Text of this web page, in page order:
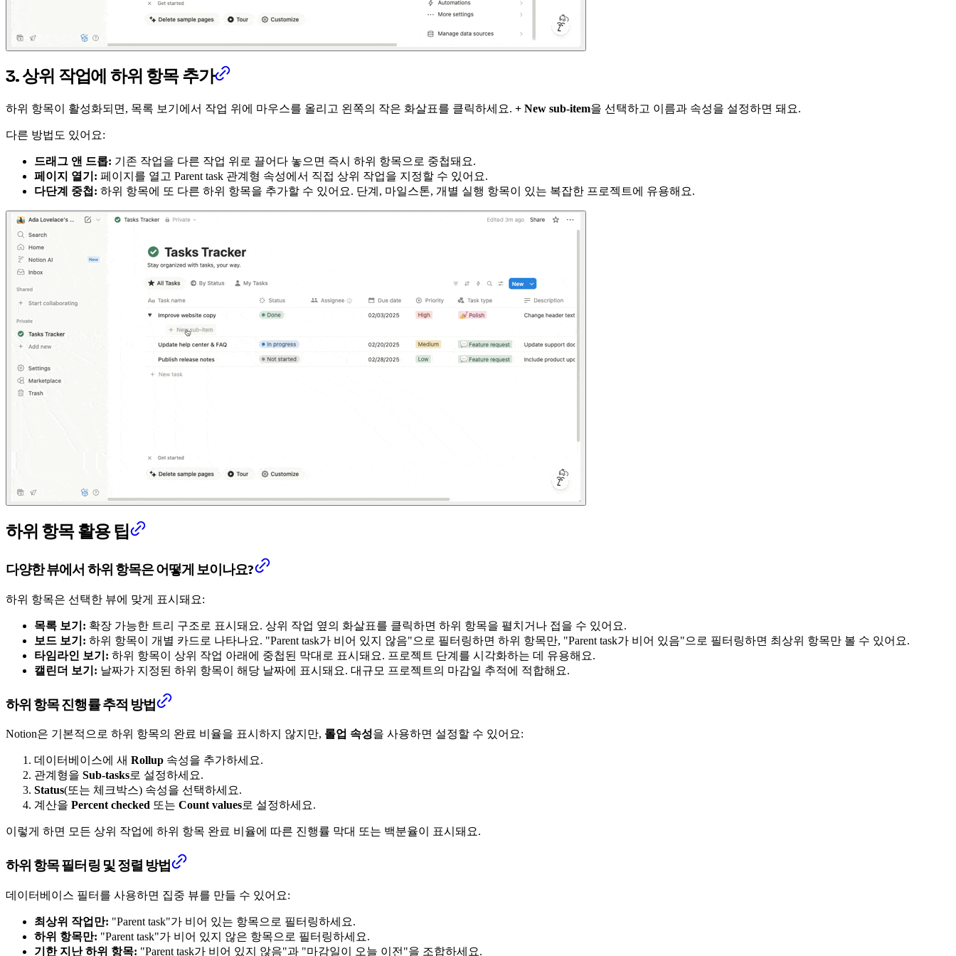
3. 상위 작업에 하위 항목 추가
하위 항목이 활성화되면, 목록 보기에서 작업 위에 마우스를 올리고 왼쪽의 작은 화살표를 클릭하세요. + New sub-item을 선택하고 이름과 속성을 설정하면 돼요.
다른 방법도 있어요:
드래그 앤 드롭: 기존 작업을 다른 작업 위로 끌어다 놓으면 즉시 하위 항목으로 중첩돼요.
페이지 열기: 페이지를 열고 Parent task 관계형 속성에서 직접 상위 작업을 지정할 수 있어요.
다단계 중첩: 하위 항목에 또 다른 하위 항목을 추가할 수 있어요. 단계, 마일스톤, 개별 실행 항목이 있는 복잡한 프로젝트에 유용해요.
하위 항목 활용 팁
다양한 뷰에서 하위 항목은 어떻게 보이나요?
하위 항목은 선택한 뷰에 맞게 표시돼요:
목록 보기: 확장 가능한 트리 구조로 표시돼요. 상위 작업 옆의 화살표를 클릭하면 하위 항목을 펼치거나 접을 수 있어요.
보드 보기: 하위 항목이 개별 카드로 나타나요. "Parent task가 비어 있지 않음"으로 필터링하면 하위 항목만, "Parent task가 비어 있음"으로 필터링하면 최상위 항목만 볼 수 있어요.
타임라인 보기: 하위 항목이 상위 작업 아래에 중첩된 막대로 표시돼요. 프로젝트 단계를 시각화하는 데 유용해요.
캘린더 보기: 날짜가 지정된 하위 항목이 해당 날짜에 표시돼요. 대규모 프로젝트의 마감일 추적에 적합해요.
하위 항목 진행률 추적 방법
Notion은 기본적으로 하위 항목의 완료 비율을 표시하지 않지만, 롤업 속성을 사용하면 설정할 수 있어요:
데이터베이스에 새 Rollup 속성을 추가하세요.
관계형을 Sub-tasks로 설정하세요.
Status(또는 체크박스) 속성을 선택하세요.
계산을 Percent checked 또는 Count values로 설정하세요.
이렇게 하면 모든 상위 작업에 하위 항목 완료 비율에 따른 진행률 막대 또는 백분율이 표시돼요.
하위 항목 필터링 및 정렬 방법
데이터베이스 필터를 사용하면 집중 뷰를 만들 수 있어요:
최상위 작업만: "Parent task"가 비어 있는 항목으로 필터링하세요.
하위 항목만: "Parent task"가 비어 있지 않은 항목으로 필터링하세요.
기한 지난 하위 항목: "Parent task가 비어 있지 않음"과 "마감일이 오늘 이전"을 조합하세요.